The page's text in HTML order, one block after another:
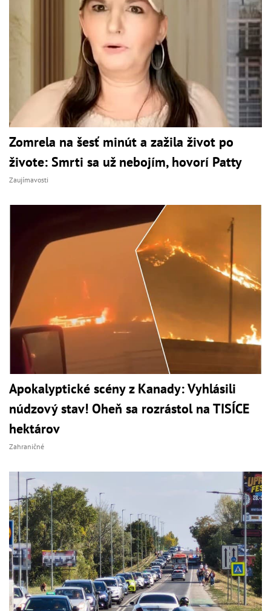
Zomrela na šesť minút a zažila život po
živote: Smrti sa už nebojím, hovorí Patty
Zaujímavosti
Apokalyptické scény z Kanady: Vyhlásili
núdzový stav! Oheň sa rozrástol na TISÍCE
hektárov
Zahraničné